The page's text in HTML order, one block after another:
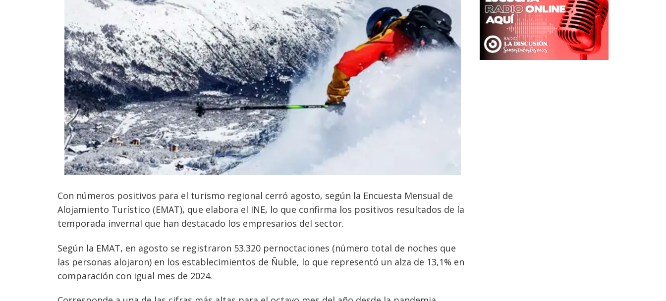
Con números positivos para el turismo regional cerró agosto, según la Encuesta Mensual de
Alojamiento Turístico (EMAT), que elabora el INE, lo que confirma los positivos resultados de la
temporada invernal que han destacado los empresarios del sector.
Según la EMAT, en agosto se registraron 53.320 pernoctaciones (número total de noches que
las personas alojaron) en los establecimientos de Ñuble, lo que representó un alza de 13,1% en
comparación con igual mes de 2024.